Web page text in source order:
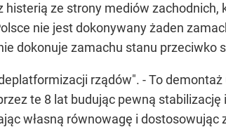
ze strony mediów
nie jest dokonywany żaden
dokonuje zamachu stanu przeciwko
rządów". - To
te 8 lat budując pewną stabilizację
własną równowagę i dostosowując